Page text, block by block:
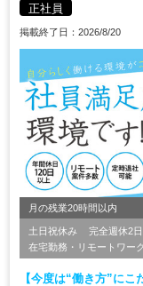
正社員
掲載終了日：2026/8/20
月の残業20時間以内
土日祝休み 完全週休2日
在宅勤務・リモートワー
【今度は“働き方”に